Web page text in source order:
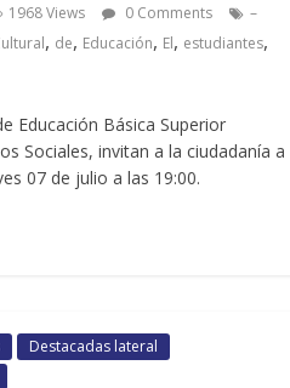
1968 Views 0 Comments
–
, de, Educación, El, estudiantes,
Educación Básica Superior
Sociales, invitan a la ciudadanía a
07 de julio a las 19:00.
Destacadas lateral